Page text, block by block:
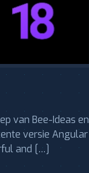
van Bee-Ideas en
versie Angular
and […]